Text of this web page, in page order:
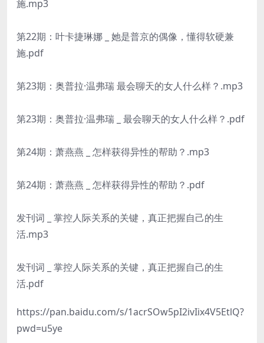
施.mp3
第22期：叶卡捷琳娜 _ 她是普京的偶像，懂得软硬兼
施.pdf
第23期：奥普拉·温弗瑞 最会聊天的女人什么样？.mp3
第23期：奥普拉·温弗瑞 _ 最会聊天的女人什么样？.pdf
第24期：萧燕燕 _ 怎样获得异性的帮助？.mp3
第24期：萧燕燕 _ 怎样获得异性的帮助？.pdf
发刊词 _ 掌控人际关系的关键，真正把握自己的生
活.mp3
发刊词 _ 掌控人际关系的关键，真正把握自己的生
活.pdf
https://pan.baidu.com/s/1acrSOw5pI2ivIix4V5EtlQ?
pwd=u5ye